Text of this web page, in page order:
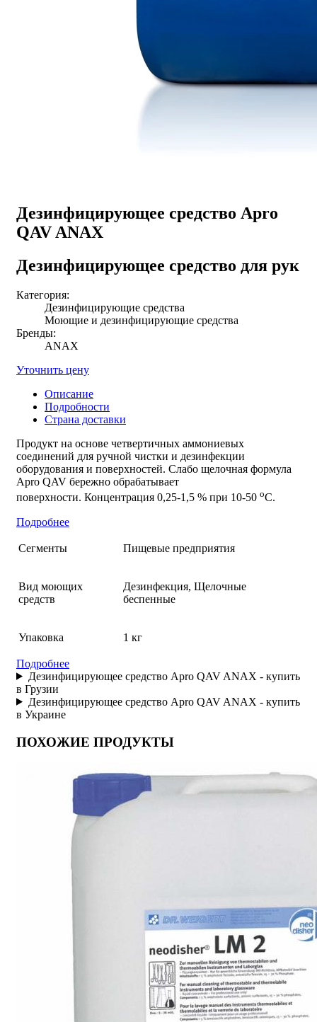
Дезинфицирующее средство Apro
QAV ANAX
Дезинфицирующее средство для рук
Категория:
Дезинфицирующие средства
Моющие и дезинфицирующие средства
Бренды:
ANAX
Уточнить цену
Описание
Подробности
Страна доставки
Продукт на основе четвертичных аммониевых
соединений для ручной чистки и дезинфекции
оборудования и поверхностей. Слабо щелочная формула
Apro QAV бережно обрабатывает
поверхности. Концентрация 0,25-1,5 % при 10-50 оС.
Подробнее
Сегменты Пищевые предприятия
Вид моющих
средств
Дезинфекция, Щелочные
беспенные
Упаковка 1 кг
Подробнее
Дезинфицирующее средство Apro QAV ANAX - купить
в Грузии
Дезинфицирующее средство Apro QAV ANAX - купить
в Украине
ПОХОЖИЕ ПРОДУКТЫ